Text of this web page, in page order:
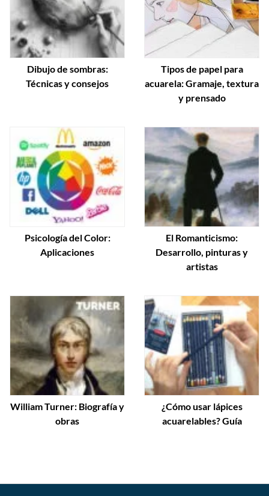
Dibujo de sombras:
Técnicas y consejos
Tipos de papel para
acuarela: Gramaje, textura
y prensado
Psicología del Color:
Aplicaciones
El Romanticismo:
Desarrollo, pinturas y
artistas
William Turner: Biografía y
obras
¿Cómo usar lápices
acuarelables? Guía